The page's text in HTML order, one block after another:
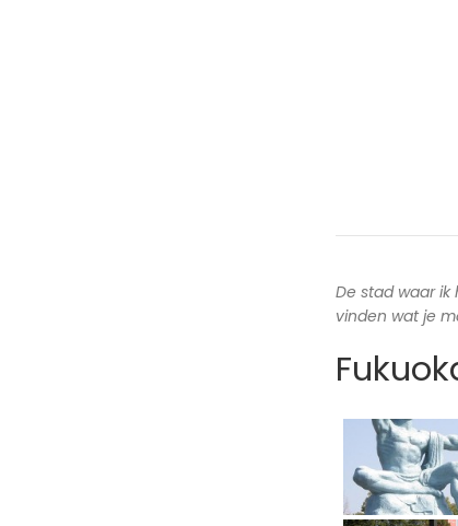
De stad waar
vinden wat je